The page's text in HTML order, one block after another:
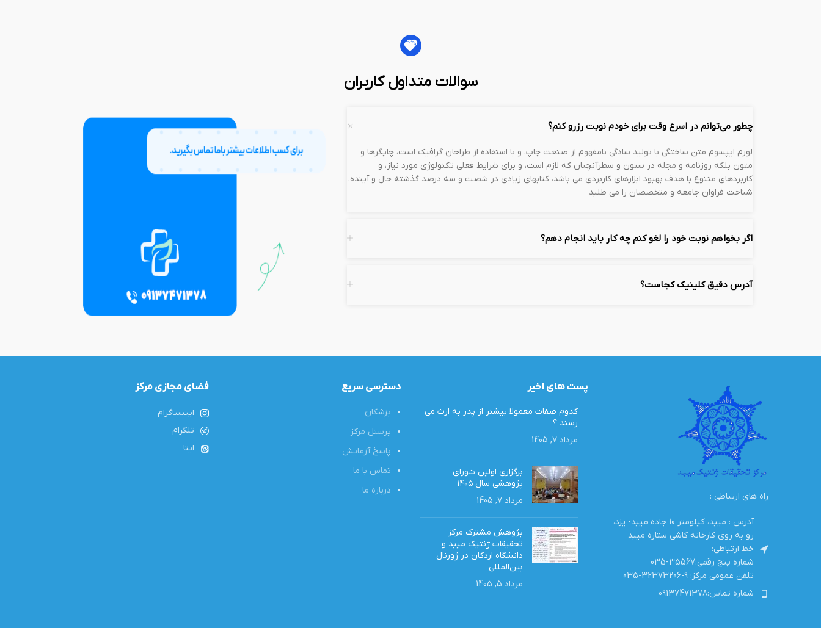
سوالات متداول کاربران
چطور می‌توانم در اسرع وقت برای خودم نوبت رزرو کنم؟
لورم ایپسوم متن ساختگی با تولید سادگی نامفهوم از صنعت چاپ، و با استفاده از طراحان گرافیک است، چاپگرها و
متون بلکه روزنامه و مجله در ستون و سطرآنچنان که لازم است، و برای شرایط فعلی تکنولوژی مورد نیاز، و
کاربردهای متنوع با هدف بهبود ابزارهای کاربردی می باشد، کتابهای زیادی در شصت و سه درصد گذشته حال و آینده،
شناخت فراوان جامعه و متخصصان را می طلبد
اگر بخواهم نوبت خود را لغو کنم چه کار باید انجام دهم؟
آدرس دقیق کلینیک کجاست؟
راه های ارتباطی :
آدرس : میبد، کیلومتر 10 جاده میبد- یزد،
رو به روی کارخانه کاشی ستاره میبد
خط ارتباطی:
شماره پنج رقمی:35567-035
تلفن عمومی مرکز: 9-32373206-035
شماره تماس:09137471378
پست های اخیر
کدوم صفات معمولا بیشتر از پدر به ارث‌ می
رسند ؟
مرداد 7, 1405
برگزاری اولین شورای
پژوهشی سال ۱۴۰۵
مرداد 7, 1405
پژوهش مشترک مرکز
تحقیقات ژنتیک میبد و
دانشگاه اردکان در ژورنال
بین‌المللی
مرداد 5, 1405
دسترسی سریع
پزشکان
پرسنل مرکز
پاسخ آزمایش
تماس با ما
درباره ما
فضای مجازی مرکز
اینستاگرام
تلگرام
ایتا